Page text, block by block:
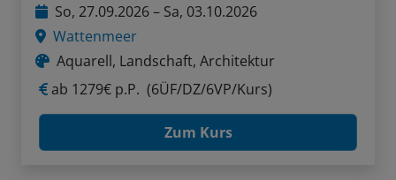
So, 27.09.2026 – Sa, 03.10.2026
Wattenmeer
Aquarell, Landschaft, Architektur
ab 1279€ p.P. (6ÜF/DZ/6VP/Kurs)
Zum Kurs